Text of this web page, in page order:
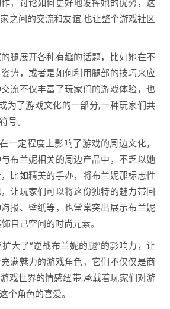
，讨论如何更好地发挥她的优势，这
之间的交流和友谊,也让整个游戏社区
腿展开各种有趣的话题，比如她在不
势，或者是如何利用腿部的技巧来应
流不仅丰富了玩家们的游戏体验，也
为了游戏文化的一部分,一种玩家们共
号。
一定程度上影响了游戏的周边文化，
布兰妮相关的周边产品中，不乏以她
比如精美的手办，将布兰妮那标志性
让玩家们可以将这份独特的魅力带回
报、壁纸等，也常常突出展示布兰妮
自己空间的时尚元素。
大了“逆战布兰妮的腿”的影响力，让
满魅力的游戏角色，它们不仅仅是商
戏世界的情感纽带,承载着玩家们对游
个角色的喜爱。